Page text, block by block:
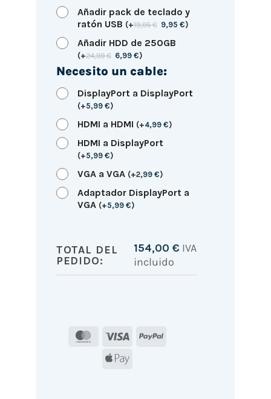
Añadir pack de teclado y
ratón USB (+19,95€ 9,95€)
Añadir HDD de 250GB
(+24,99€ 6,99€)
Necesito un cable:
DisplayPort a DisplayPort
(+5,99 €)
HDMI a HDMI (+4,99 €)
HDMI a DisplayPort
(+5,99 €)
VGA a VGA (+2,99 €)
Adaptador DisplayPort a
VGA (+5,99 €)
TOTAL DEL
PEDIDO:
154,00 € IVA
incluido
MasterCard
Visa
PayPal
Apple